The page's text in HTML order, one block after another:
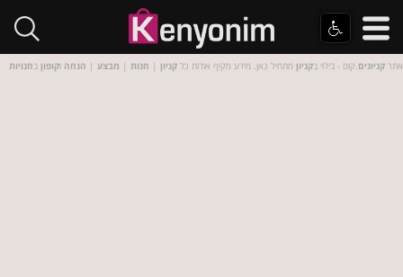
אתר קניונים.קום - בילוי בקניון מתחיל כאן. מידע מקיף אודות כל קניון | חנות | מבצע | הנחה וקופון בחנויות